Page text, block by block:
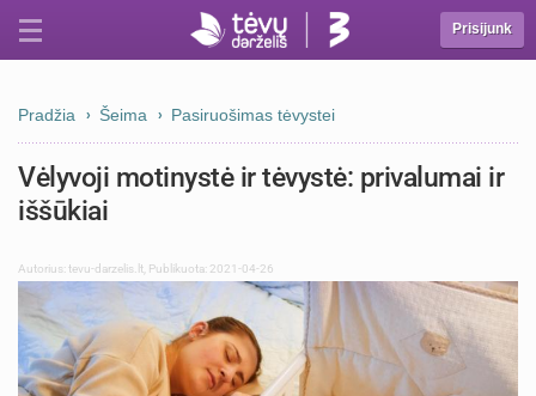
Prisijunk
Pradžia Šeima Pasiruošimas tėvystei
Vėlyvoji motinystė ir tėvystė: privalumai ir
iššūkiai
Autorius:tevu-darzelis.lt Publikuota: 2021-04-26